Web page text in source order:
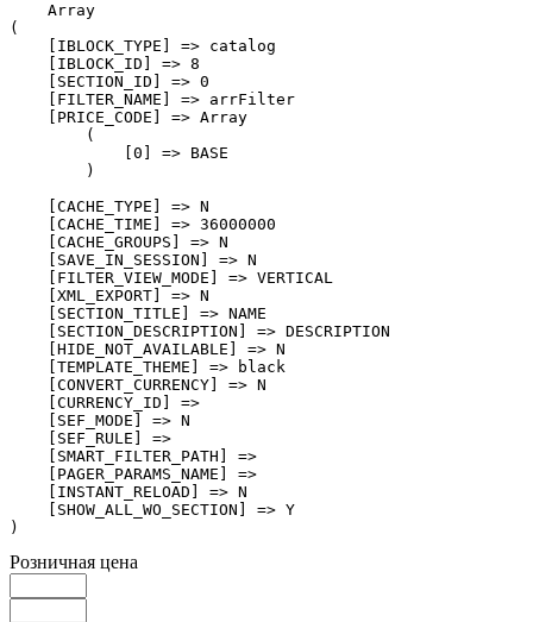
    Array
(
    [IBLOCK_TYPE] => catalog
    [IBLOCK_ID] => 8
    [SECTION_ID] => 0
    [FILTER_NAME] => arrFilter
    [PRICE_CODE] => Array
        (
            [0] => BASE
        )
    [CACHE_TYPE] => N
    [CACHE_TIME] => 36000000
    [CACHE_GROUPS] => N
    [SAVE_IN_SESSION] => N
    [FILTER_VIEW_MODE] => VERTICAL
    [XML_EXPORT] => N
    [SECTION_TITLE] => NAME
    [SECTION_DESCRIPTION] => DESCRIPTION
    [HIDE_NOT_AVAILABLE] => N
    [TEMPLATE_THEME] => black
    [CONVERT_CURRENCY] => N
    [CURRENCY_ID] =>
    [SEF_MODE] => N
    [SEF_RULE] =>
    [SMART_FILTER_PATH] =>
    [PAGER_PARAMS_NAME] =>
    [INSTANT_RELOAD] => N
    [SHOW_ALL_WO_SECTION] => Y
Розничная цена